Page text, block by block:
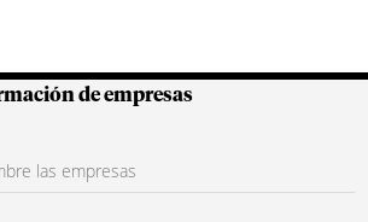
Colombianas
de empresas